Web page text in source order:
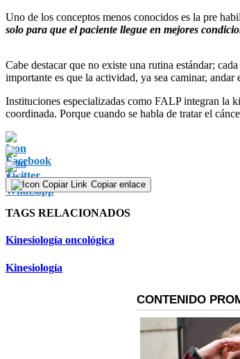
Uno de los conceptos menos conocidos es la pre
solo para que el paciente llegue en mejores
Cabe destacar que no existe una rutina estándar;
importante es que la actividad, ya sea caminar,
Instituciones especializadas como FALP integran la
coordinada. Porque cuando se habla de tratar el
Copiar enlace
TAGS RELACIONADOS
Kinesiología oncológica
Kinesiología